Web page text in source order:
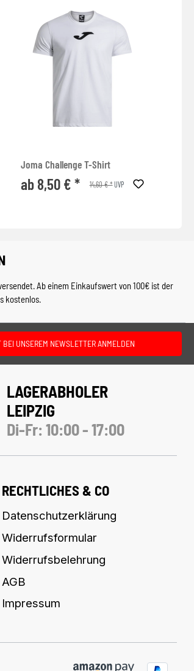
Joma Challenge T-Shirt
ab 8,50 € * 14,60 € *UVP
Ab einem Einkaufswert von 100€ ist der
kostenlos.
UNSEREM NEWSLETTER ANMELDEN
LAGERABHOLER
LEIPZIG
Di-Fr: 10:00 - 17:00
RECHTLICHES & CO
Datenschutzerklärung
Widerrufsformular
Widerrufsbelehrung
AGB
Impressum